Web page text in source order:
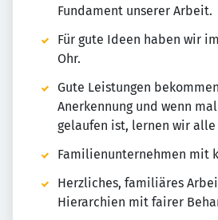
Fundament unserer Arbeit.
Für gute Ideen haben wir
Ohr.
Gute Leistungen
Anerkennung und wenn
gelaufen ist, lernen wir alle
Familienunternehmen mit
Herzliches, familiäres
Hierarchien mit fairer